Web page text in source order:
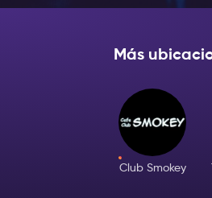
Más
Club Smokey